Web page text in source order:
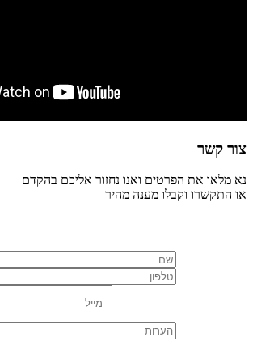
צור קשר
נא מלאו את הפרטים ואנו נחזור אליכם בהקדם
או התקשרו וקבלו מענה מהיר